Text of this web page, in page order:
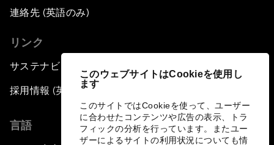
このウェブサイトはCookieを使用し
ます
このサイトではCookieを使って、ユーザー
に合わせたコンテンツや広告の表示、トラ
フィックの分析を行っています。またユー
ザーによるサイトの利用状況についても情
連絡先 (英語のみ)
リンク
サステナビリティへの取り組み
採用情報 (英語のみ)
言語